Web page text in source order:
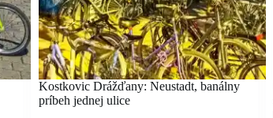
Kostkovic Drážďany: Neustadt, banálny
príbeh jednej ulice